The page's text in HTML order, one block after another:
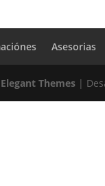
Asesorias
Elegant Themes |